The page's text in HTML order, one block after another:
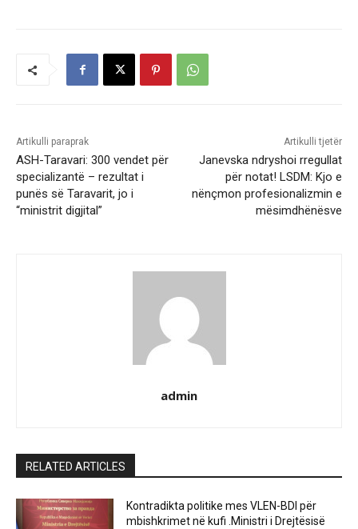
Artikulli paraprak
ASH-Taravari: 300 vendet për
specializantë – rezultat i
punës së Taravarit, jo i
“ministrit digjital”
Artikulli tjetër
Janevska ndryshoi rregullat
për notat! LSDM: Kjo e
nënçmon profesionalizmin e
mësimdhënësve
admin
RELATED ARTICLES
Kontradikta politike mes VLEN-BDI për
mbishkrimet në kufi .Ministri i Drejtësisë